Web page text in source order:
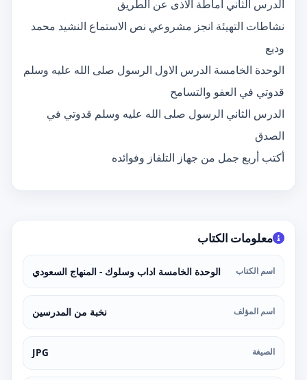
الدرس الثاني اماطة الاذى عن الطريق
نشاطات التهيئة انجز مشروعي نص الاستماع النشيد محمد
وديع
الوحدة الخامسة الدرس الاول الرسول صلى الله عليه وسلم
قدوتي في العفو والتسامح
الدرس الثاني الرسول صلى الله عليه وسلم قدوتي في
الصدق
أكتب أربع جمل من جهاز التلفاز وفوائده
معلومات الكتاب
اسم الكتاب الوحدة الخامسة اداب وسلوك - المنهاج السعودي
اسم المؤلف نخبة من المدرسين
الصيغة JPG